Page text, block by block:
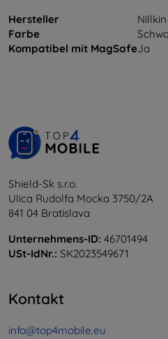
Hersteller
Nillkin
Farbe
Kompatibel mit MagSafeJa
Shield-Sk s.r.o.
Ulica Rudolfa Mocka 3750/2A
841 04 Bratislava
Unternehmens-ID: 46701494
USt-IdNr.: SK2023549671
Kontakt
info@top4mobile.eu